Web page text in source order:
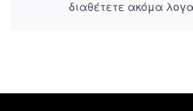
διαθέτετε ακόμα